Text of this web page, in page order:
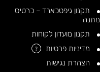
תקנון גיפטכארד – כרטיס
מתנה
תקנון מועדון לקוחות
מדיניות פרטיות
?
הצהרת נגישות